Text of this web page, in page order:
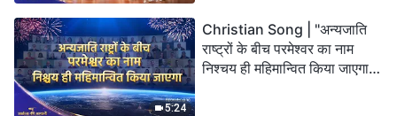
5:24
Christian Song | "अन्यजाति
राष्ट्रों के बीच परमेश्वर का नाम
निश्चय ही महिमान्वित किया जाएगा" |